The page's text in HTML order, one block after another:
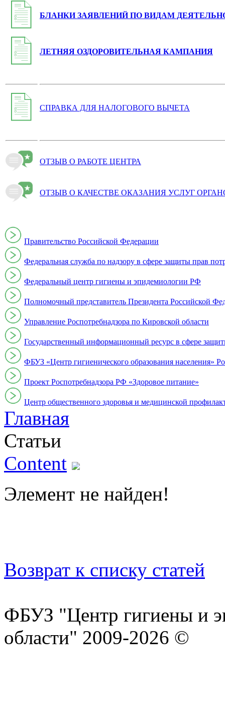
БЛАНКИ ЗАЯВЛЕНИЙ ПО ВИДАМ
ЛЕТНЯЯ ОЗДОРОВИТЕЛЬНАЯ КАМПАНИЯ
СПРАВКА ДЛЯ НАЛОГОВОГО ВЫЧЕТА
ОТЗЫВ О РАБОТЕ ЦЕНТРА
ОТЗЫВ О КАЧЕСТВЕ ОКАЗАНИЯ УСЛУГ
Правительство Российской Федерации
Федеральная служба по надзору в сфере защиты прав
Федеральный центр гигиены и эпидемиологии РФ
Полномочный представитель Президента Российской
Управление Роспотребнадзора по Кировской области
Государственный информационный ресурс в сфере
ФБУЗ «Центр гигиенического образования населения»
Проект Роспотребнадзора РФ «Здоровое питание»
Центр общественного здоровья и медицинской
Главная
Статьи
Content
Элемент не найден!
Возврат к списку статей
ФБУЗ "Центр гигиены и
области" 2009-2026 ©